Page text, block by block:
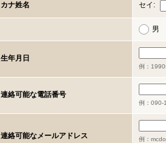
カナ姓名 セイ:
男
生年月日
例：
連絡可能な電話番号
例：090-
連絡可能なメールアドレス 例：